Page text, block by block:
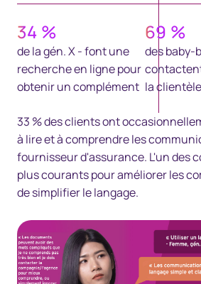
34 %
de la gén. X - font une
recherche en ligne pour
obtenir un complément
69 %
des baby-
la clientèle
33 % des clients ont
à lire et à comprendre les
fournisseur d'assurance. L'un des
plus courants pour améliorer les
de simplifier le langage.